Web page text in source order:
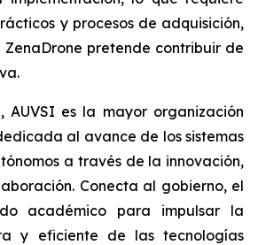
y procesos de adquisición,
pretende contribuir de
AUVSI es la mayor organización
al avance de los sistemas
a través de la innovación,
Conecta al gobierno, el
académico para impulsar la
y eficiente de las tecnologías